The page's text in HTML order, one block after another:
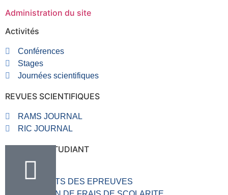
Administration du site
Activités
Conférences
Stages
Journées scientifiques
REVUES SCIENTIFIQUES
RAMS JOURNAL
RIC JOURNAL
RUBRIQUE ETUDIANT
RESULTATS DES EPREUVES